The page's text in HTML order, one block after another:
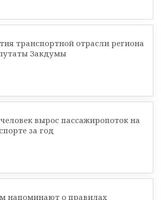
транспортной отрасли региона
Закдумы
вырос пассажиропоток на
за год
напоминают о правилах